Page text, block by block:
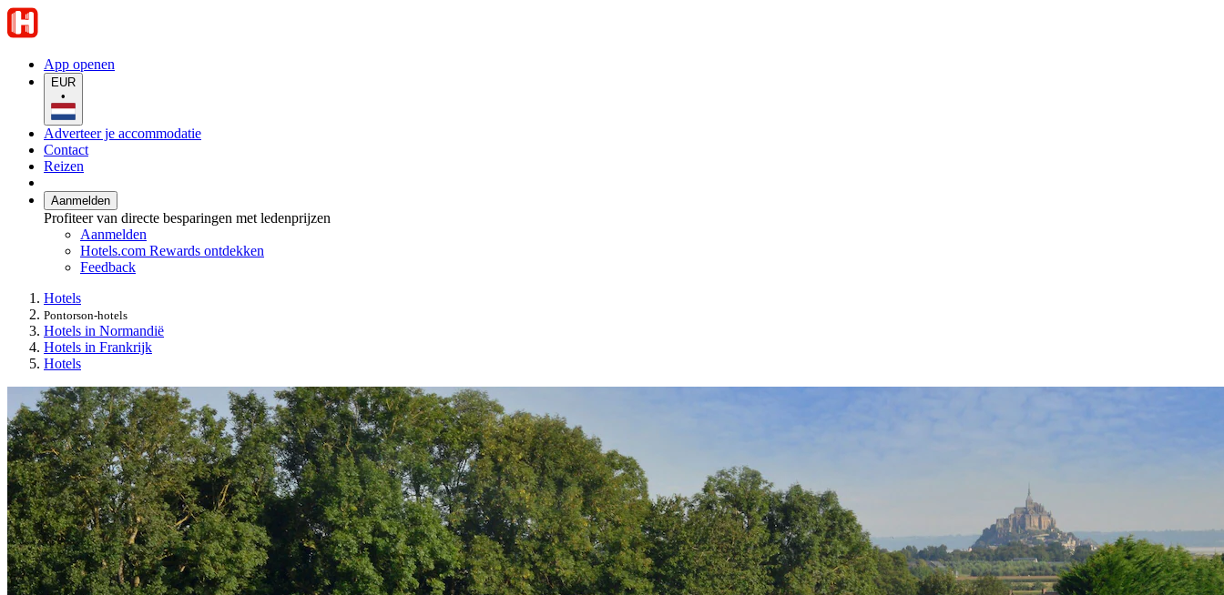
App openen
EUR
•
Adverteer je accommodatie
Contact
Reizen
Aanmelden
Profiteer van directe besparingen met ledenprijzen
Aanmelden
Hotels.com Rewards ontdekken
Feedback
Hotels
Pontorson-hotels
Hotels in Normandië
Hotels in Frankrijk
Hotels